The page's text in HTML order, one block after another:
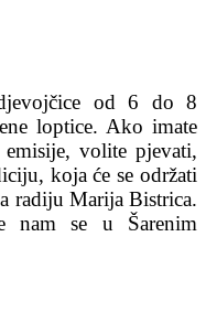
od 6 do 8
loptice. Ako imate
emisije, volite pjevati,
koja će se održati
radiju Marija Bistrica.
nam se u Šarenim